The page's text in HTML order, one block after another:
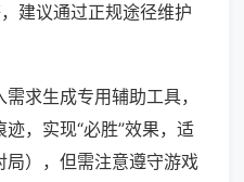
建议通过正规途径维护
求生成专用辅助工具，
，实现“必胜”效果，适
局），但需注意遵守游戏